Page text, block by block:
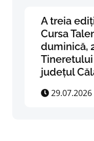
A treia
Cursa
duminică,
județul
29.07.2026